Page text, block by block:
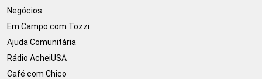
Negócios
Em Campo com Tozzi
Ajuda Comunitária
Rádio AcheiUSA
Café com Chico